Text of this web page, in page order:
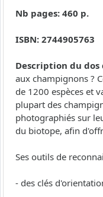
Nb pages: 460 p.
ISBN: 2744905763
Description du
aux champignons ?
de 1200 espèces et
plupart des
photographiés sur
du biotope, afin
Ses outils de
- des clés